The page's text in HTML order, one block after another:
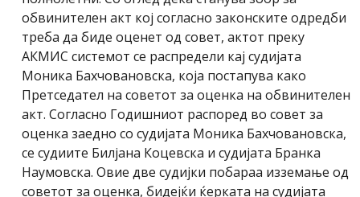
обвинителен акт кој согласно законските одредби
треба да биде оценет од совет, актот преку
АКМИС системот се распредели кај судијата
Моника Бахчовановска, која постапува како
Претседател на советот за оценка на обвинителен
акт. Согласно Годишниот распоред во совет за
оценка заедно со судијата Моника Бахчовановска,
се судиите Билјана Коцевска и судијата Бранка
Наумовска. Овие две судијки побараа изземање од
советот за оценка, бидејќи ќерката на судијата